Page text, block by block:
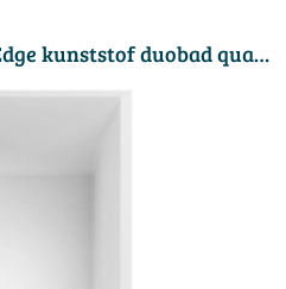
Villeroy & Boch Squaro Edge kunststof duobad quaryl rechthoekig 160x75x45cm - incl. poten en afvoer-/overloopcombinatie mat wit